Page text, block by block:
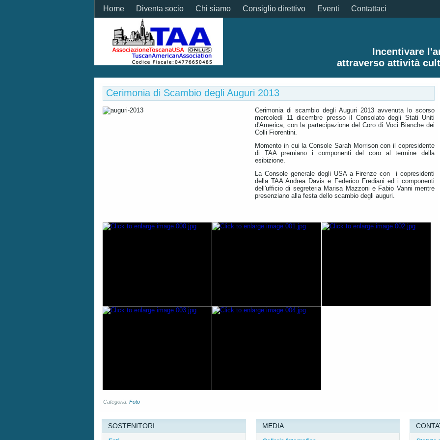
Home Diventa socio Chi siamo Consiglio direttivo Eventi Contattaci
Incentivare
attraverso attività
Cerimonia di Scambio degli Auguri 2013
Cerimonia di scambio degli Auguri 2013 avvenuta lo scorso
mercoledì 11 dicembre presso il Consolato degli Stati Uniti
d'America, con la partecipazione del Coro di Voci Bianche dei
Colli Fiorentini.
Momento in cui la Console Sarah Morrison con il copresidente
di TAA premiano i componenti del coro al termine della
esibizione.
La Console generale degli USA a Firenze con i copresidenti
della TAA Andrea Davis e Federico Frediani ed i componenti
dell'ufficio di segreteria Marisa Mazzoni e Fabio Vanni mentre
presenziano alla festa dello scambio degli auguri.
Categoria: Foto
SOSTENITORI MEDIA